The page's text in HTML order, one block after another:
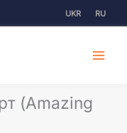
UKR RU
(Amazing